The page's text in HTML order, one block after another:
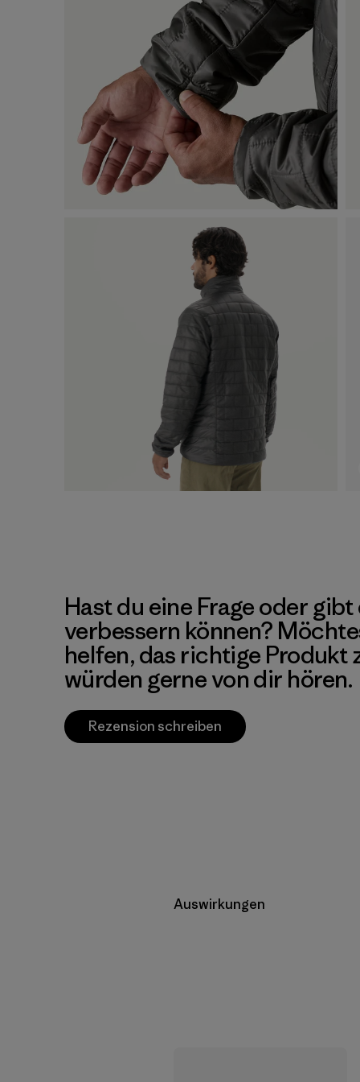
Hast du eine Frage oder
verbessern können?
helfen, das richtige Produkt
würden gerne von dir hören.
Rezension schreiben
Auswirkungen